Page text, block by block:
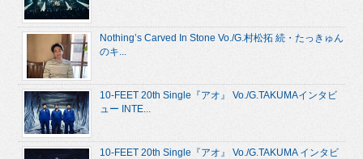
Nothing’s Carved In Stone Vo./G.村松拓 続・たっきゅん
のキ...
10-FEET 20th Single『アオ』 Vo./G.TAKUMAインタビ
ュー INTE...
10-FEET 20th Single『アオ』 Vo./G.TAKUMA インタビ